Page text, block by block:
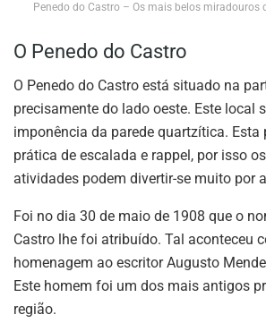
Penedo do Castro – Os mais belos miradouros
O Penedo do Castro
O Penedo do Castro está situado na
precisamente do lado oeste. Este local
imponência da parede quartzítica. Esta
prática de escalada e rappel, por isso
atividades podem divertir-se muito por
Foi no dia 30 de maio de 1908 que o
Castro lhe foi atribuído. Tal aconteceu
homenagem ao escritor Augusto
Este homem foi um dos mais antigos
região.